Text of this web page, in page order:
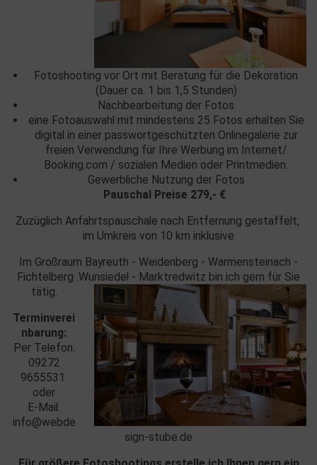
Fotoshooting vor Ort mit Beratung für die Dekoration
(Dauer ca. 1 bis 1,5 Stunden)
Nachbearbeitung der Fotos
eine Fotoauswahl mit mindestens 25 Fotos erhalten Sie
digital in einer passwortgeschützten Onlinegalerie zur
freien Verwendung für Ihre Werbung im Internet/
Booking.com / sozialen Medien oder Printmedien.
Gewerbliche Nutzung der Fotos
Pauschal Preise 279,- €
Zuzüglich Anfahrtspauschale nach Entfernung gestaffelt,
im Umkreis von 10 km inklusive
Im Großraum Bayreuth - Weidenberg - Warmensteinach -
Fichtelberg .Wunsiedel - Marktredwitz bin ich gern für Sie
tätig.
Terminverei
nbarung:
Per Telefon:
09272
9655531
oder
E-Mail:
info@webde
sign-stube.de